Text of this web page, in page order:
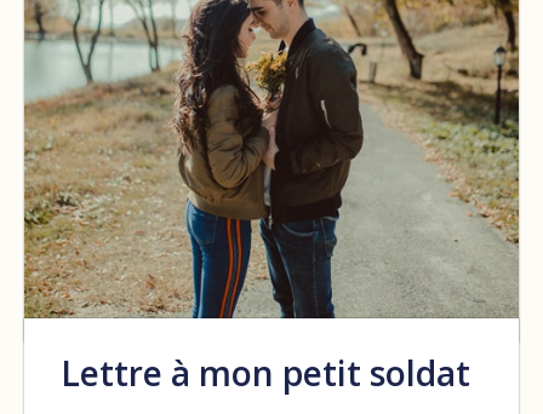
Lettre à mon petit soldat